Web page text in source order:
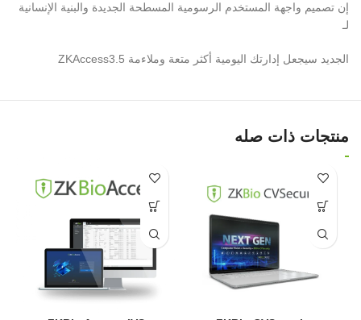
إن تصميم واجهة المستخدم الرسومية المسطحة الجديدة والبنية الإنسانية
لـ
الجديد سيجعل إدارتك اليومية أكثر متعة وملاءمة ZKAccess3.5
منتجات ذات صله